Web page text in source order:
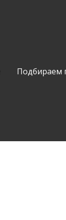
Подбираем